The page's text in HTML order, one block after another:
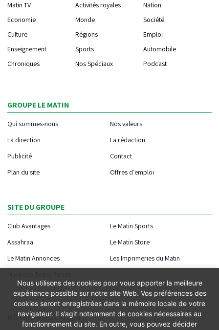
Matin TV Activités royales
Nation
Economie
Monde
Société
Culture
Régions
Emploi
Enseignement
Sports
Automobile
Chroniques
Nos Spéciaux Podcast
GROUPE LE MATIN
Qui sommes-nous
Nos valeurs
La direction
La rédaction
Publicité
Contact
Plan du site
Offres d'emploi
SITE DU GROUPE
Club Avantages
Le Matin Sports
Assahraa
Le Matin Store
Le Matin Annonces
Les Imprimeries du Matin
NOTRE APPLICATION
Nous utilisons des cookies pour vous apporter la meilleure
expérience possible sur notre site Web. Vos préférences des
cookies seront enregistrées dans la mémoire locale de votre
navigateur. Il s’agit notamment de cookies nécessaires au
fonctionnement du site. En outre, vous pouvez décider